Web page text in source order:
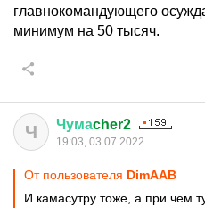
главнокомандующего
минимум на 50 тысяч.
Ч Чумаcher2
19:03, 03.07.2022
От пользователя DimAAB
И камасутру тоже, а при чем